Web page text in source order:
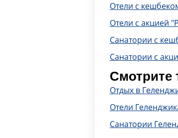
Отели с
Отели с акцией
Санатории с
Санатории с
Смотрите
Отдых в
Отели
Санатории